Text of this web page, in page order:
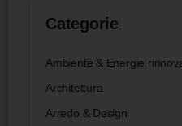
Categorie
Ambiente & Energie
Architettura
Arredo & Design